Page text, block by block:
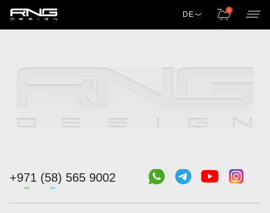
DE 0
+971 (58) 565 9002